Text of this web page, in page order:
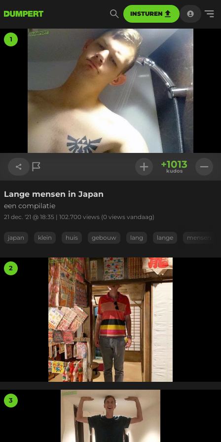
INSTUREN
1
Link kopiëren
+1013
kudos
Lange mensen in Japan
een compilatie
21 dec. '21 @ 18:35 | 102.700 views (0 views vandaag)
japan klein huis gebouw lang lange mensen
2
3